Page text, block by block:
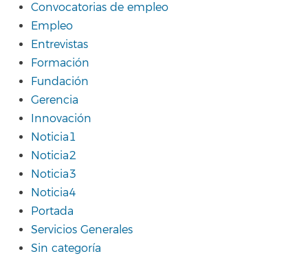
Convocatorias de empleo
Empleo
Entrevistas
Formación
Fundación
Gerencia
Innovación
Noticia1
Noticia2
Noticia3
Noticia4
Portada
Servicios Generales
Sin categoría